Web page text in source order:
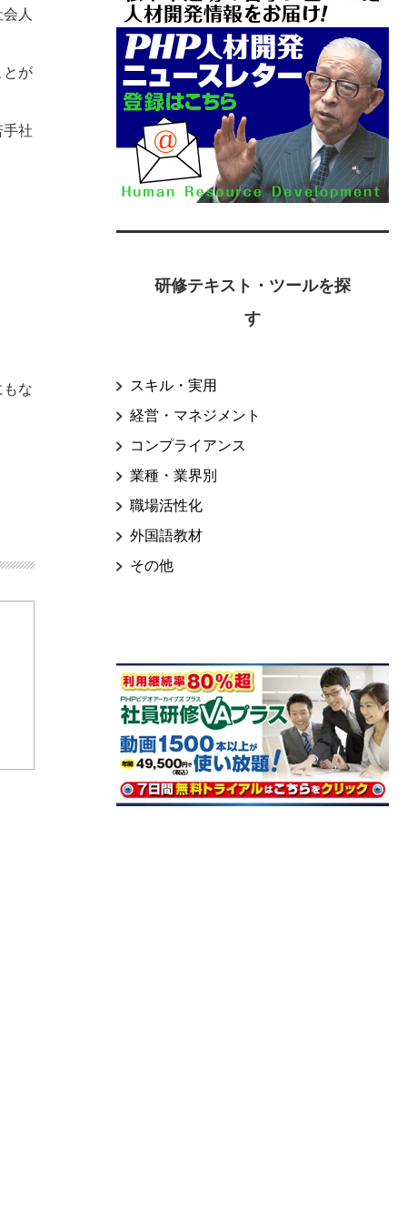
人
とが
社
もな
研修テキスト・ツールを探
す
スキル・実用
経営・マネジメント
コンプライアンス
業種・業界別
職場活性化
外国語教材
その他